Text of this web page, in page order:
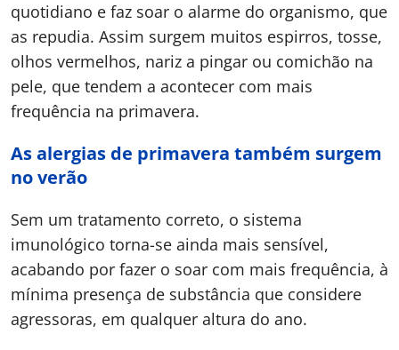
quotidiano e faz soar o alarme do organismo, que
as repudia. Assim surgem muitos espirros, tosse,
olhos vermelhos, nariz a pingar ou comichão na
pele, que tendem a acontecer com mais
frequência na primavera.
As alergias de primavera também surgem
no verão
Sem um tratamento correto, o sistema
imunológico torna-se ainda mais sensível,
acabando por fazer o soar com mais frequência, à
mínima presença de substância que considere
agressoras, em qualquer altura do ano.